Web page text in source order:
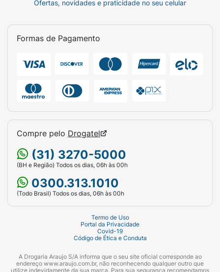
Ofertas, novidades e praticidade no seu celular
Formas de Pagamento
Compre pelo Drogatel
(31) 3270-5000
(BH e Região) Todos os dias, 06h às 00h
0300.313.1010
(Todo Brasil) Todos os dias, 06h às 00h
Termo de Uso
Portal da Privacidade
Covid-19
Código de Ética e Conduta
A Drogaria Araujo S/A informa que o seu site oficial corresponde ao
endereço www.araujo.com.br, não reconhecendo qualquer outro que
utilize indevidamente da sua marca. Para sua segurança recomendamos